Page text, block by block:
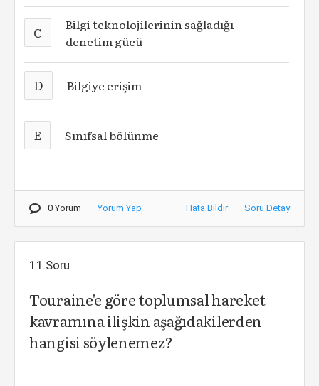
C
Bilgi teknolojilerinin sağladığı
denetim gücü
D Bilgiye erişim
E Sınıfsal bölünme
0 Yorum Yorum Yap Hata Bildir Soru Detay
11.Soru
Touraine'e göre toplumsal hareket
kavramına ilişkin aşağıdakilerden
hangisi söylenemez?